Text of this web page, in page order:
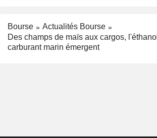
Bourse
Actualités Bourse
Des champs de maïs aux cargos,
carburant marin émergent